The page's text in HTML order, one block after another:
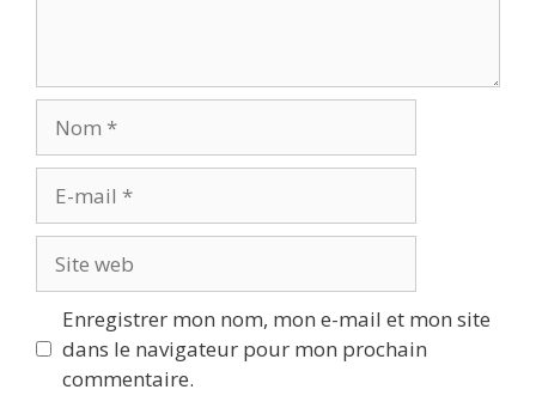
mail
web
Enregistrer mon nom, mon e-mail et mon site
dans le navigateur pour mon prochain
commentaire.